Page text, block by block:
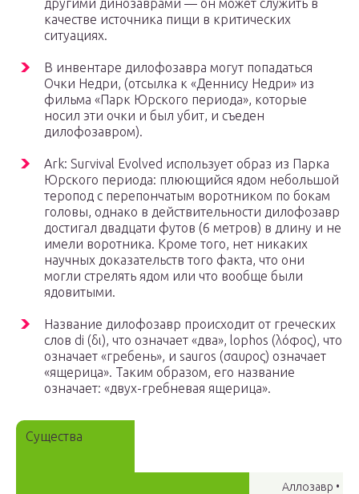
другими динозаврами — он может служить в
качестве источника пищи в критических
ситуациях.
В инвентаре дилофозавра могут попадаться
Очки Недри, (отсылка к «Деннису Недри» из
фильма «Парк Юрского периода», которые
носил эти очки и был убит, и съеден
дилофозавром).
Ark: Survival Evolved использует образ из Парка
Юрского периода: плюющийся ядом небольшой
теропод с перепончатым воротником по бокам
головы, однако в действительности дилофозавр
достигал двадцати футов (6 метров) в длину и не
имели воротника. Кроме того, нет никаких
научных доказательств того факта, что они
могли стрелять ядом или что вообще были
ядовитыми.
Название дилофозавр происходит от греческих
слов di (δι), что означает «два», lophos (λόφος), что
означает «гребень», и sauros (σαυρος) означает
«ящерица». Таким образом, его название
означает: «двух-гребневая ящерица».
Существа
Аллозавр •